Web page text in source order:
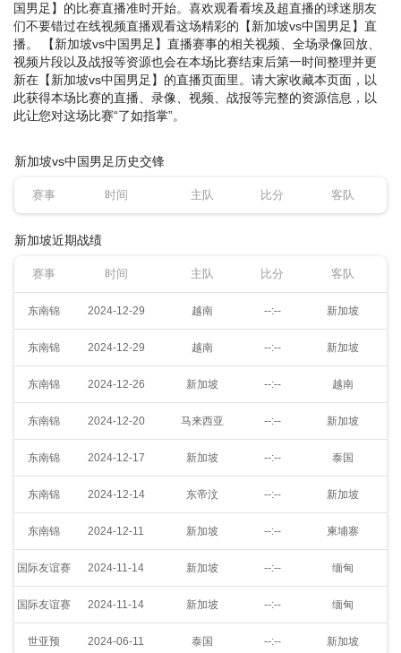
国男足】的比赛直播准时开始。喜欢观看看埃及超直播的球迷朋友
们不要错过在线视频直播观看这场精彩的【新加坡vs中国男足】直
播。 【新加坡vs中国男足】直播赛事的相关视频、全场录像回放、
视频片段以及战报等资源也会在本场比赛结束后第一时间整理并更
新在【新加坡vs中国男足】的直播页面里。请大家收藏本页面，以
此获得本场比赛的直播、录像、视频、战报等完整的资源信息，以
此让您对这场比赛“了如指掌”。
新加坡vs中国男足历史交锋
赛事 时间 主队 比分 客队
新加坡近期战绩
赛事 时间 主队 比分 客队
东南锦 2024-12-29 越南 --:-- 新加坡
东南锦 2024-12-29 越南 --:-- 新加坡
东南锦 2024-12-26 新加坡 --:-- 越南
东南锦 2024-12-20 马来西亚 --:-- 新加坡
东南锦 2024-12-17 新加坡 --:-- 泰国
东南锦 2024-12-14 东帝汶 --:-- 新加坡
东南锦 2024-12-11 新加坡 --:-- 柬埔寨
国际友谊赛 2024-11-14 新加坡 --:-- 缅甸
国际友谊赛 2024-11-14 新加坡 --:-- 缅甸
世亚预 2024-06-11 泰国 --:-- 新加坡